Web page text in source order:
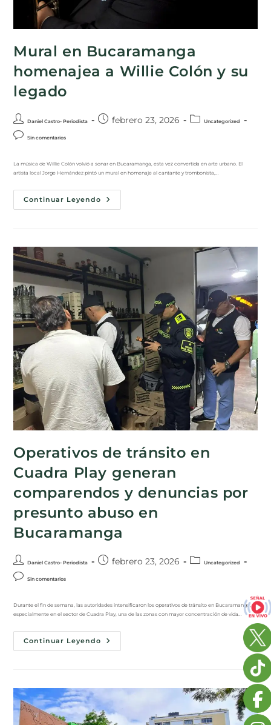
Mural en Bucaramanga
homenajea a Willie Colón y su
legado
Daniel Castro- Periodista febrero 23, 2026 Uncategorized
Sin comentarios
La música de Willie Colón volvió a sonar en Bucaramanga, esta vez convertida en arte urbano. El
artista local Jorge Hernández pintó un mural en homenaje al cantante y trombonista,…
Continuar Leyendo
Operativos de tránsito en
Cuadra Play generan
comparendos y denuncias por
presunto abuso en
Bucaramanga
Daniel Castro- Periodista febrero 23, 2026 Uncategorized
Sin comentarios
Durante el fin de semana, las autoridades intensificaron los operativos de tránsito en Bucaramanga,
especialmente en el sector de Cuadra Play, una de las zonas con mayor concentración de vida…
Continuar Leyendo